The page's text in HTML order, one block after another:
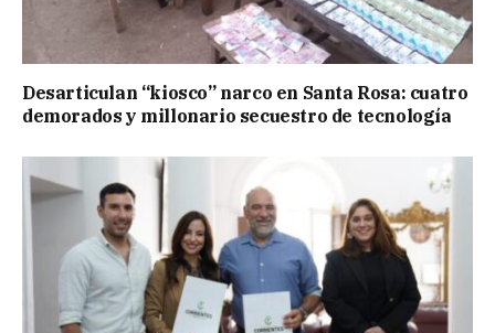
Desarticulan “kiosco” narco en Santa Rosa: cuatro
demorados y millonario secuestro de tecnología